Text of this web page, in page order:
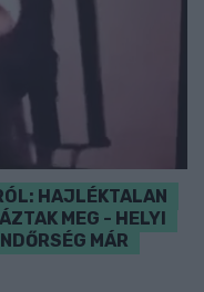
HAJLÉKTALAN
MEG - HELYI
MÁR